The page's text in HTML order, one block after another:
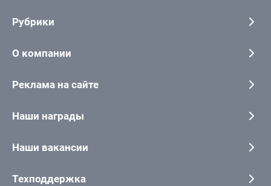
Рубрики
О компании
Реклама на сайте
Наши награды
Наши вакансии
Техподдержка